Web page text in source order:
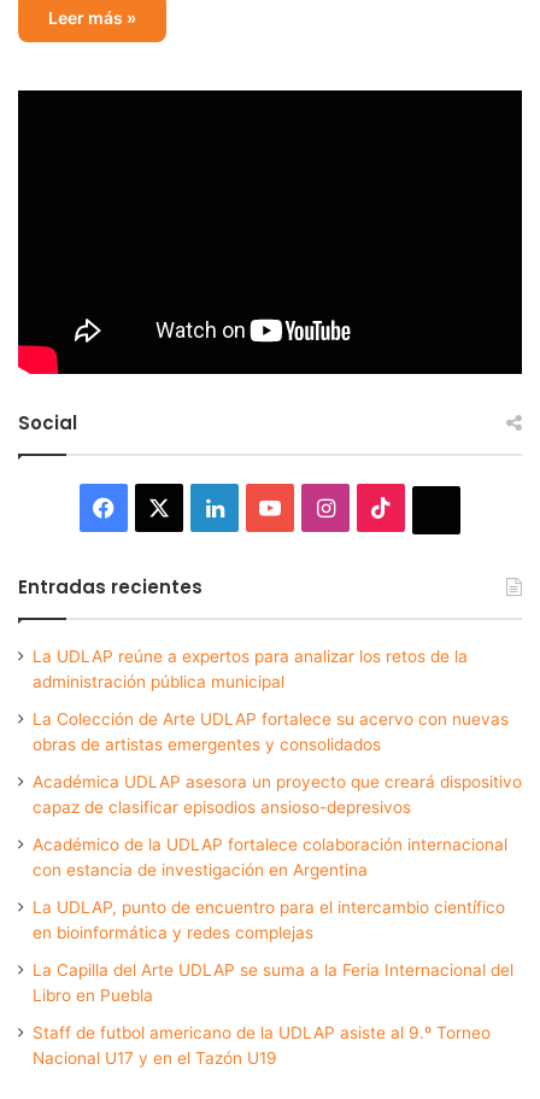
Leer más »
Social
Facebook LinkedInYouTubeInstagram
Entradas recientes
La UDLAP reúne a expertos para analizar los retos de la
administración pública municipal
La Colección de Arte UDLAP fortalece su acervo con nuevas
obras de artistas emergentes y consolidados
Académica UDLAP asesora un proyecto que creará dispositivo
capaz de clasificar episodios ansioso-depresivos
Académico de la UDLAP fortalece colaboración internacional
con estancia de investigación en Argentina
La UDLAP, punto de encuentro para el intercambio científico
en bioinformática y redes complejas
La Capilla del Arte UDLAP se suma a la Feria Internacional del
Libro en Puebla
Staff de futbol americano de la UDLAP asiste al 9.º Torneo
Nacional U17 y en el Tazón U19